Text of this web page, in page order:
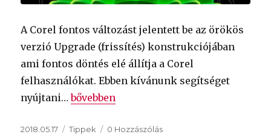
A Corel fontos változást jelentett be az örökös
verzió Upgrade (frissítés) konstrukciójában
ami fontos döntés elé állítja a Corel
felhasználókat. Ebben kívánunk segítséget
nyújtani…„Megszűnik a CorelDRAW Graphics
bővebben
Közzétéve
2018.05.17 Kategória
Tippek 0 Hozzászólás